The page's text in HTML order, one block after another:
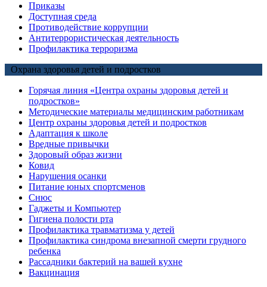
Приказы
Доступная среда
Противодействие коррупции
Антитеррористическая деятельность
Профилактика терроризма
Охрана здоровья детей и подростков
Горячая линия «Центра охраны здоровья детей и
подростков»
Методические материалы медицинским работникам
Центр охраны здоровья детей и подростков
Адаптация к школе
Вредные привычки
Здоровый образ жизни
Ковид
Нарушения осанки
Питание юных спортсменов
Снюс
Гаджеты и Компьютер
Гигиена полости рта
Профилактика травматизма у детей
Профилактика синдрома внезапной смерти грудного
ребенка
Рассадники бактерий на вашей кухне
Вакцинация